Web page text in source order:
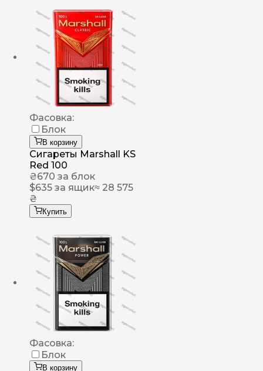
Фасовка:
Блок
В корзину
Сигареты Marshall KS
Red 100
₴670 за блок
$635 за ящик≈ 28 575
₴
Купить
Фасовка:
Блок
В корзину